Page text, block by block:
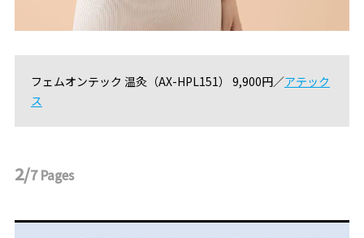
フェムオンテック 温灸（AX-HPL151） 9,900円／アテック
ス
2/7Pages